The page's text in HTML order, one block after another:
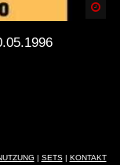
| SETS| KONTAKT